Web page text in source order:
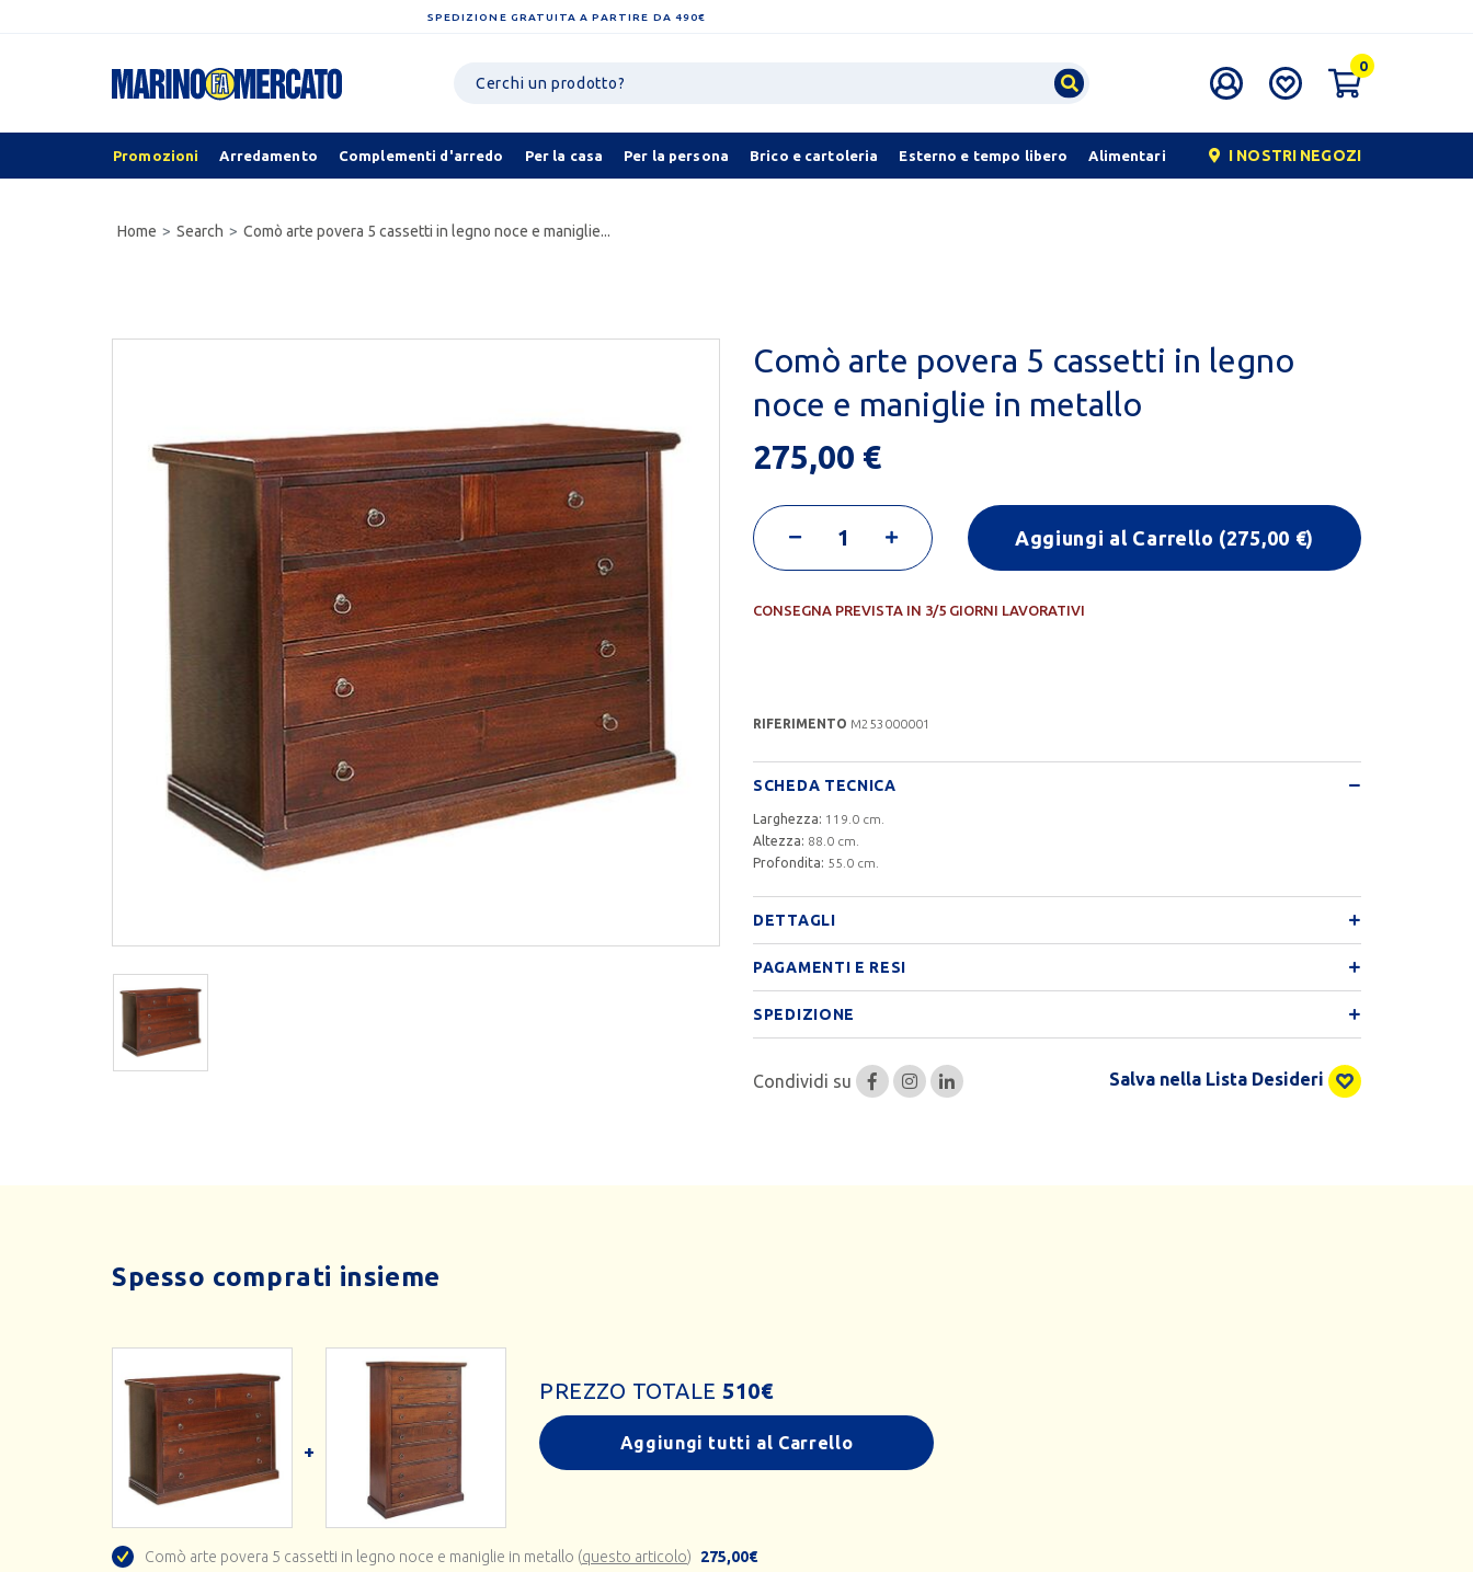
SPEDIZIONE GRATUITA A PARTIRE DA 490€
0
Promozioni Arredamento Complementi d'arredo Per la casa Per la persona Brico e cartoleria Esterno e tempo libero Alimentari I NOSTRI NEGOZI
Home Search Comò arte povera 5 cassetti in legno noce e maniglie...
Comò arte povera 5 cassetti in legno
noce e maniglie in metallo
275,00 €
Aggiungi al Carrello (275,00 €)
CONSEGNA PREVISTA IN 3/5 GIORNI LAVORATIVI
RIFERIMENTO M253000001
SCHEDA TECNICA
Larghezza: 119.0 cm.
Altezza: 88.0 cm.
Profondita: 55.0 cm.
DETTAGLI
PAGAMENTI E RESI
SPEDIZIONE
Condividi su Salva nella Lista Desideri
Spesso comprati insieme
PREZZO TOTALE 510€
Aggiungi tutti al Carrello
Comò arte povera 5 cassetti in legno noce e maniglie in metallo (questo articolo)
275,00€